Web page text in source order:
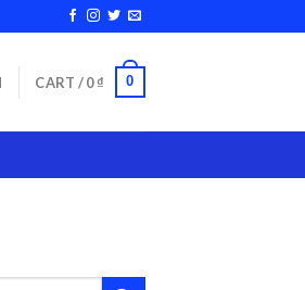
CART /0₫ 0